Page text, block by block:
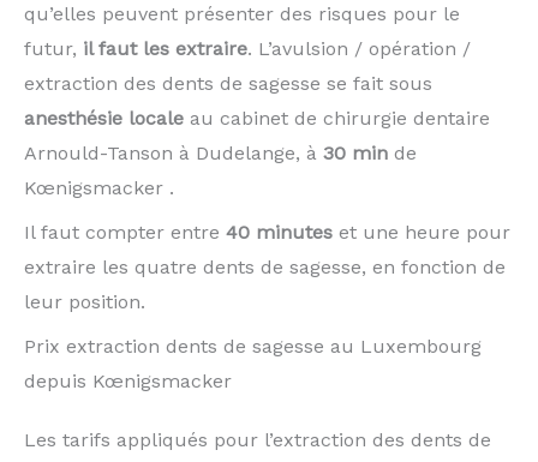
qu’elles peuvent présenter des risques pour le
futur, il faut les extraire. L’avulsion / opération /
extraction des dents de sagesse se fait sous
anesthésie locale au cabinet de chirurgie dentaire
Arnould-Tanson à Dudelange, à 30 min de
Kœnigsmacker .
Il faut compter entre 40 minutes et une heure pour
extraire les quatre dents de sagesse, en fonction de
leur position.
Prix extraction dents de sagesse au Luxembourg
depuis Kœnigsmacker
Les tarifs appliqués pour l’extraction des dents de